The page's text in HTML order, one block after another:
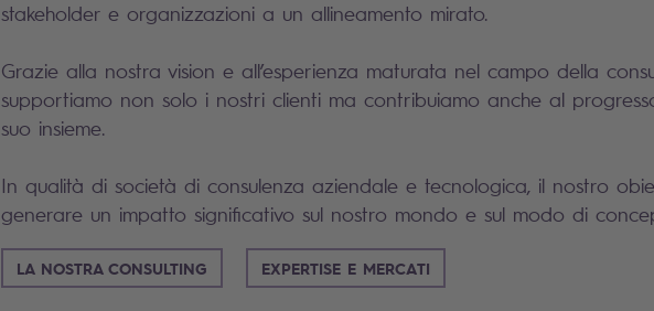
stakeholder e organizzazioni a un allineamento mirato.
Grazie alla nostra vision e all’esperienza maturata nel campo della
supportiamo non solo i nostri clienti ma contribuiamo anche al
suo insieme.
In qualità di società di consulenza aziendale e tecnologica, il nostro
generare un impatto significativo sul nostro mondo e sul modo di
LA NOSTRA CONSULTING EXPERTISE E MERCATI